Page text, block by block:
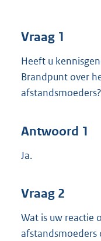
Vraag 1
Heeft u
Brandpunt over
afstandsmoeders?
Antwoord 1
Ja.
Vraag 2
Wat is uw reactie
afstandsmoeders